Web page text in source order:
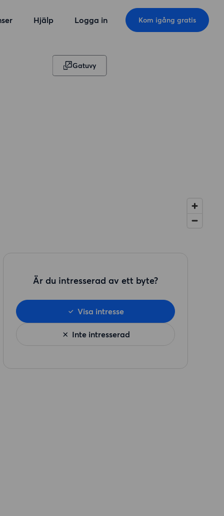
Hjälp Logga in Kom igång gratis
Gatuvy
Är du intresserad av ett byte?
Inte intresserad
Visa intresse